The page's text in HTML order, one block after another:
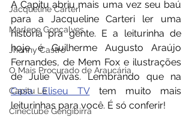
Jacqueline Carteri
Marlene Gonçalves
Jhonny Castro
O Mais Procurado de Araucária
Capitu Lê
Cineclube Gengibirra
A Capitu abriu mais uma vez seu baú
para a Jacqueline Carteri ler uma
história pra gente. E a leiturinha de
hoje é Guilherme Augusto Araújo
Fernandes, de Mem Fox e ilustrações
Casa Eliseu TV tem muito mais
leiturinhas para você. É só conferir!